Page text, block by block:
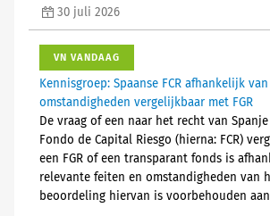
30 juli 2026
VN VANDAAG
Kennisgroep: Spaanse FCR afhankelijk
omstandigheden vergelijkbaar met FGR
De vraag of een naar het recht van Spanje
Fondo de Capital Riesgo (hierna: FCR)
een FGR of een transparant fonds is
relevante feiten en omstandigheden van
beoordeling hiervan is voorbehouden